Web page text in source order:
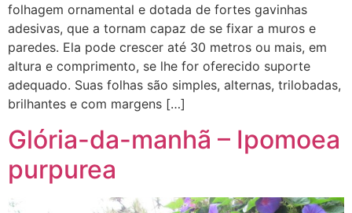
folhagem ornamental e dotada de fortes gavinhas
adesivas, que a tornam capaz de se fixar a muros e
paredes. Ela pode crescer até 30 metros ou mais, em
altura e comprimento, se lhe for oferecido suporte
adequado. Suas folhas são simples, alternas, trilobadas,
brilhantes e com margens […]
Glória-da-manhã – Ipomoea
purpurea